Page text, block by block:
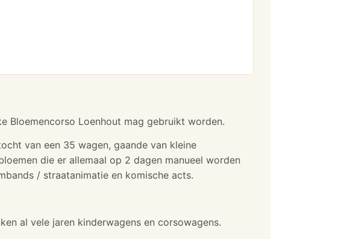
Bloemencorso Loenhout mag gebruikt worden.
van een 35 wagen, gaande van kleine
die er allemaal op 2 dagen manueel worden
/ straatanimatie en komische acts.
al vele jaren kinderwagens en corsowagens.